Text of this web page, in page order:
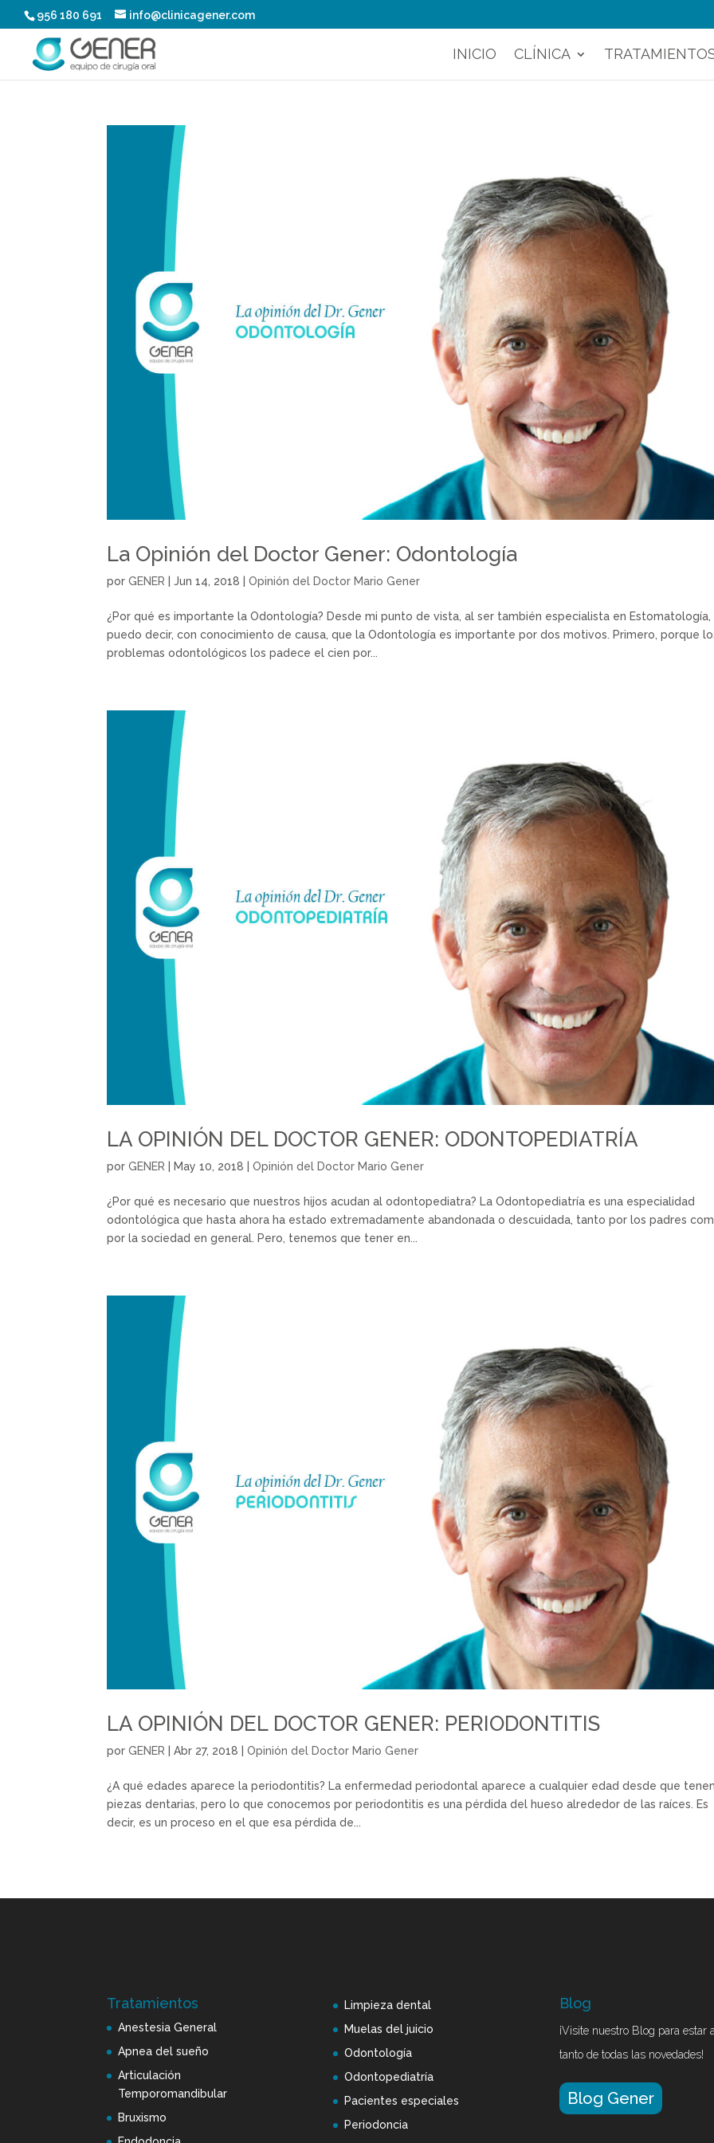
956 180 691 info@clinicagener.com
INICIO CLÍNICA
La Opinión del Doctor Gener: Odontología
porGENER |Jun 14, 2018 |Opinión del Doctor Mario Gener
¿Por qué es importante la Odontología? Desde mi punto de vista, al ser también especialista en Estomatología,
puedo decir, con conocimiento de causa, que la Odontología es importante por dos motivos. Primero, porque
problemas odontológicos los padece el cien por...
LA OPINIÓN DEL DOCTOR GENER: ODONTOPEDIATRÍA
porGENER |May 10, 2018 |Opinión del Doctor Mario Gener
¿Por qué es necesario que nuestros hijos acudan al odontopediatra? La Odontopediatría es una especialidad
odontológica que hasta ahora ha estado extremadamente abandonada o descuidada, tanto por los padres
por la sociedad en general. Pero, tenemos que tener en...
LA OPINIÓN DEL DOCTOR GENER: PERIODONTITIS
porGENER |Abr 27, 2018 |Opinión del Doctor Mario Gener
¿A qué edades aparece la periodontitis? La enfermedad periodontal aparece a cualquier edad desde que
piezas dentarias, pero lo que conocemos por periodontitis es una pérdida del hueso alrededor de las raíces. Es
decir, es un proceso en el que esa pérdida de...
Tratamientos
Anestesia General
Apnea del sueño
Articulación
Temporomandibular
Bruxismo
Limpieza dental
Muelas del juicio
Odontología
Odontopediatría
Pacientes especiales
Periodoncia
Blog
¡Visite nuestro Blog para estar
tanto de todas las novedades!
Blog Gener